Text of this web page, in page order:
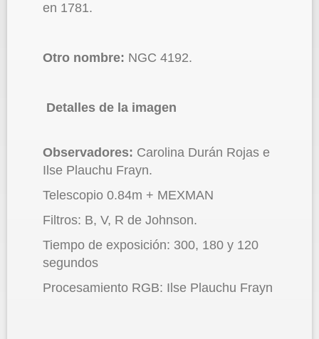
en 1781.
Otro nombre: NGC 4192.
Detalles de la imagen
Observadores: Carolina Durán Rojas e
Ilse Plauchu Frayn.
Telescopio 0.84m + MEXMAN
Filtros: B, V, R de Johnson.
Tiempo de exposición: 300, 180 y 120
segundos
Procesamiento RGB: Ilse Plauchu Frayn